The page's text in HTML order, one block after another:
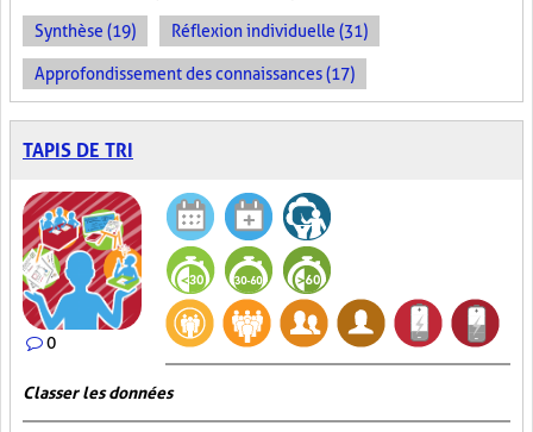
Synthèse (19) Réflexion individuelle (31)
Approfondissement des connaissances (17)
TAPIS DE TRI
0
Classer les données